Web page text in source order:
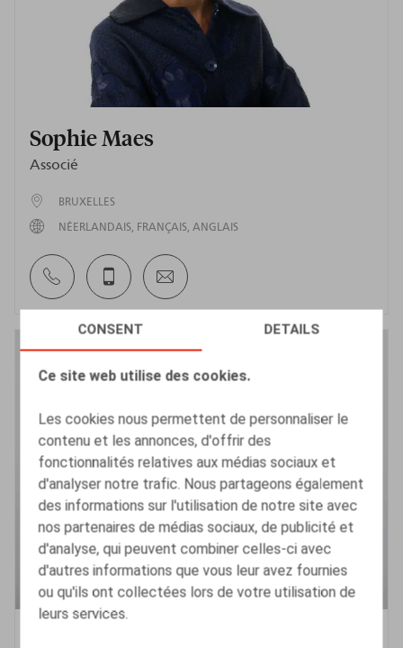
CONSENT DETAILS
Ce site web utilise des cookies.
Les cookies nous permettent de personnaliser le
contenu et les annonces, d'offrir des
fonctionnalités relatives aux médias sociaux et
d'analyser notre trafic. Nous partageons également
des informations sur l'utilisation de notre site avec
nos partenaires de médias sociaux, de publicité et
d'analyse, qui peuvent combiner celles-ci avec
d'autres informations que vous leur avez fournies
ou qu'ils ont collectées lors de votre utilisation de
leurs services.
Sophie Maes
Associé
BRUXELLES
NÉERLANDAIS FRANÇAIS ANGLAIS